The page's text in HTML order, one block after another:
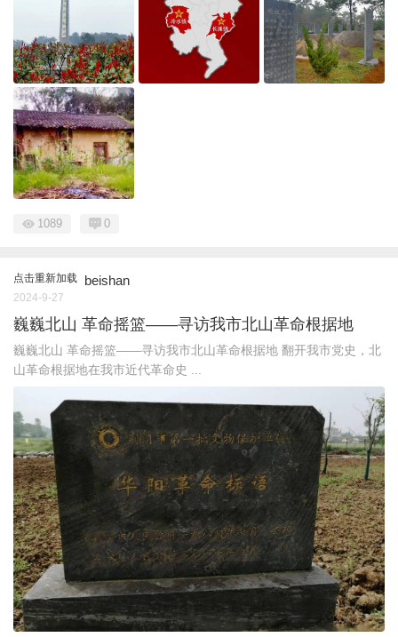
1089 0
点击重新加载 beishan
2024-9-27
巍巍北山 革命摇篮——寻访我市北山革命根据地
巍巍北山 革命摇篮——寻访我市北山革命根据地 翻开我市党史，北
山革命根据地在我市近代革命史 ...